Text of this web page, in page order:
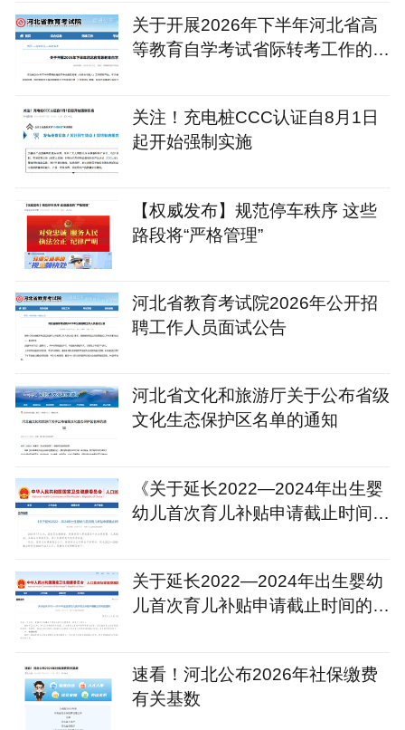
关于开展2026年下半年河北省高
等教育自学考试省际转考工作的公
关注！充电桩CCC认证自8月1日
起开始强制实施
【权威发布】规范停车秩序 这些
路段将“严格管理”
河北省教育考试院2026年公开招
聘工作人员面试公告
河北省文化和旅游厅关于公布省级
文化生态保护区名单的通知
《关于延长2022—2024年出生婴
幼儿首次育儿补贴申请截止时间的
关于延长2022—2024年出生婴幼
儿首次育儿补贴申请截止时间的通
速看！河北公布2026年社保缴费
有关基数